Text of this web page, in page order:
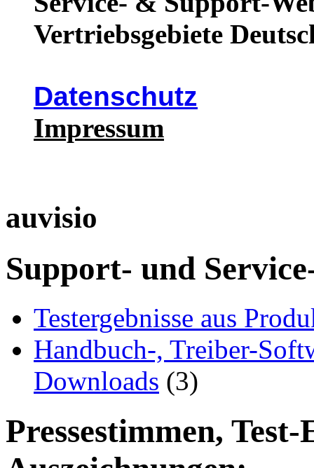
Vertriebsgebiete
Datenschutz
Impressum
auvisio
Support- und
Testergebnisse aus
Handbuch-, Treiber-
Downloads (3)
Pressestimmen,